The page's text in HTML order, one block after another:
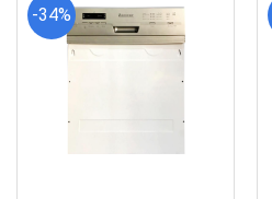
-34%